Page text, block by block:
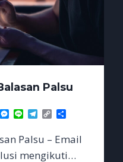
Palsu
WeChatMessenger
Line Telegram
Copy
Link
Palsu – Email
mengikuti…